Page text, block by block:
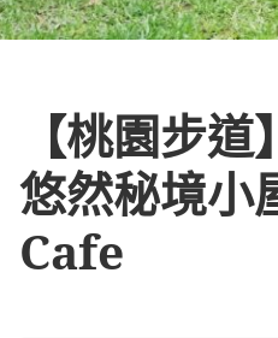
【桃園步
悠然秘境
Cafe